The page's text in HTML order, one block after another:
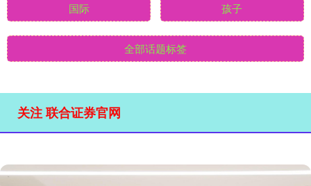
国际 孩子
全部话题标签
关注 联合证券官网